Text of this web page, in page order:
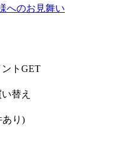
へのお見舞い
トGET
替え
あり)